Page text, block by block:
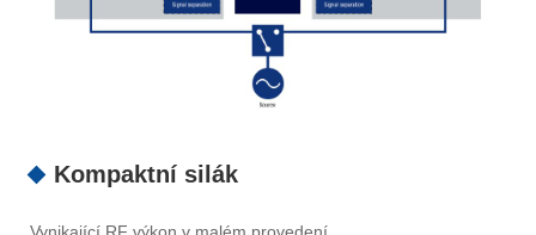
Kompaktní silák